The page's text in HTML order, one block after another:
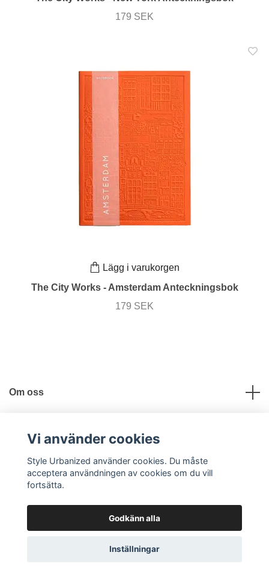
179 SEK
Lägg i varukorgen
The City Works - Amsterdam Anteckningsbok
179 SEK
Om oss
Sociala medier
© 2026 Style Urbanized
Vi använder cookies
Style Urbanized använder cookies. Du måste
acceptera användningen av cookies om du vill
fortsätta.
Godkänn alla
Inställningar